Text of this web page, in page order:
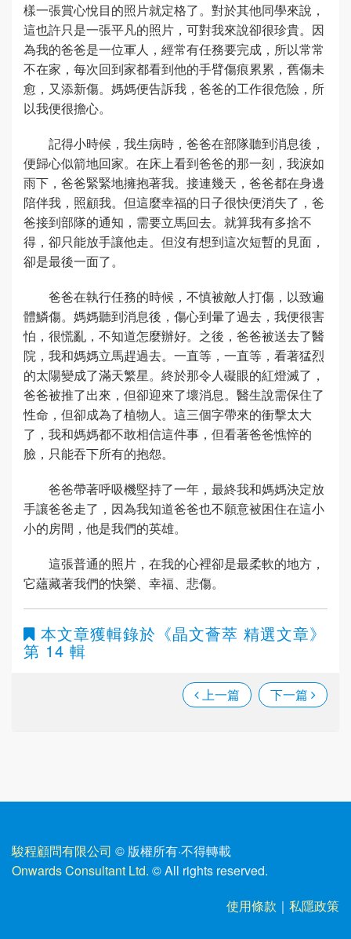
樣一張賞心悅目的照片就定格了。對於其他同學來說，
這也許只是一張平凡的照片，可對我來說卻很珍貴。因
為我的爸爸是一位軍人，經常有任務要完成，所以常常
不在家，每次回到家都看到他的手臂傷痕累累，舊傷未
愈，又添新傷。媽媽便告訴我，爸爸的工作很危險，所
以我便很擔心。
記得小時候，我生病時，爸爸在部隊聽到消息後，
便歸心似箭地回家。在床上看到爸爸的那一刻，我淚如
雨下，爸爸緊緊地擁抱著我。接連幾天，爸爸都在身邊
陪伴我，照顧我。但這麼幸福的日子很快便消失了，爸
爸接到部隊的通知，需要立馬回去。就算我有多捨不
得，卻只能放手讓他走。但沒有想到這次短暫的見面，
卻是最後一面了。
爸爸在執行任務的時候，不慎被敵人打傷，以致遍
體鱗傷。媽媽聽到消息後，傷心到暈了過去，我便很害
怕，很慌亂，不知道怎麼辦好。之後，爸爸被送去了醫
院，我和媽媽立馬趕過去。一直等，一直等，看著猛烈
的太陽變成了滿天繁星。終於那令人礙眼的紅燈滅了，
爸爸被推了出來，但卻迎來了壞消息。醫生說需保住了
性命，但卻成為了植物人。這三個字帶來的衝擊太大
了，我和媽媽都不敢相信這件事，但看著爸爸憔悴的
臉，只能吞下所有的抱怨。
爸爸帶著呼吸機堅持了一年，最終我和媽媽決定放
手讓爸爸走了，因為我知道爸爸也不願意被困住在這小
小的房間，他是我們的英雄。
這張普通的照片，在我的心裡卻是最柔軟的地方，
它蘊藏著我們的快樂、幸福、悲傷。
本文章獲輯錄於 《晶文薈萃 精選文章》
第 14 輯
上一篇 下一篇
駿程顧問有限公司 © 版權所有·不得轉載
Onwards Consultant Ltd. © All rights reserved.
使用條款 ｜ 私隱政策